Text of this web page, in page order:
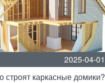
2025-04-01
строят каркасные домики?